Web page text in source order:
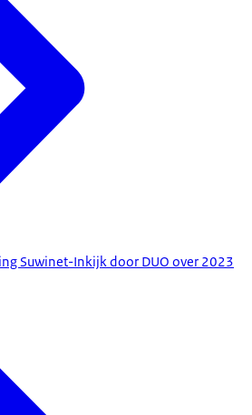
Suwinet-Inkijk door DUO over 2023